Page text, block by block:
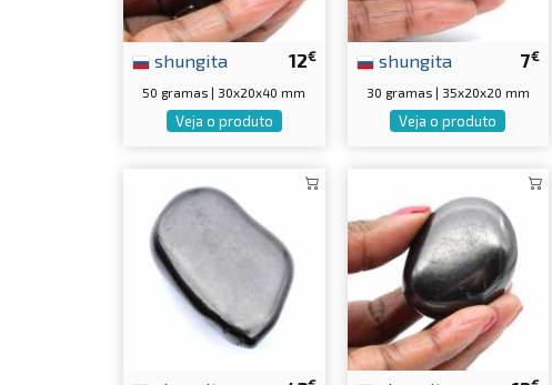
12€
shungita
50 gramas | 30x20x40 mm
Veja o produto
7€
shungita
30 gramas | 35x20x20 mm
Veja o produto